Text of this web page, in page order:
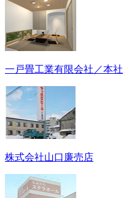
一戸畳工業有限会社／本社
株式会社山口廉売店